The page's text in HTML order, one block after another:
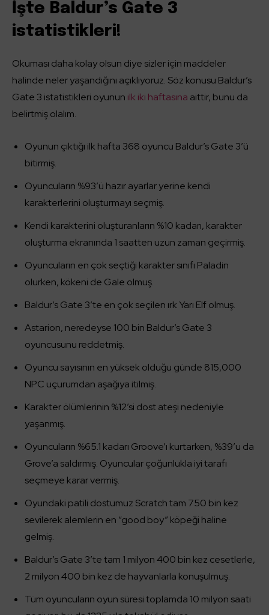
İşte Baldur’s Gate 3
istatistikleri!
Okuması daha kolay olsun diye sizler için maddeler
halinde neler yaşandığını açıklıyoruz. Söz konusu Baldur’s
Gate 3 istatistikleri oyunun ilk iki haftasına aittir, bunu da
belirtmiş olalım.
Oyunun çıktığı ilk hafta 368 oyuncu Baldur’s Gate 3’ü
bitirmiş.
Oyuncuların %93’ü hazır ayarlar yerine kendi
karakterlerini oluşturmayı seçmiş.
Kendi karakterini oluşturanların %10 kadarı, karakter
oluşturma ekranında 1 saatten uzun zaman geçirmiş.
Oyuncuların en çok seçtiği karakter sınıfı Paladin
olurken, kökeni de Gale olmuş.
Baldur’s Gate 3’te en çok seçilen ırk Yarı Elf olmuş.
Astarion, neredeyse 100 bin Baldur’s Gate 3
oyuncusunu reddetmiş.
Oyuncu sayısının en yüksek olduğu günde 815,000
NPC uçurumdan aşağıya itilmiş.
Karakter ölümlerinin %12’si dost ateşi nedeniyle
yaşanmış.
Oyuncuların %65.1 kadarı Groove’ı kurtarken, %39’u da
Grove’a saldırmış. Oyuncular çoğunlukla iyi tarafı
seçmeye karar vermiş.
Oyundaki patili dostumuz Scratch tam 750 bin kez
sevilerek alemlerin en “good boy” köpeği haline
gelmiş.
Baldur’s Gate 3’te tam 1 milyon 400 bin kez cesetlerle,
2 milyon 400 bin kez de hayvanlarla konuşulmuş.
Tüm oyuncuların oyun süresi toplamda 10 milyon saati